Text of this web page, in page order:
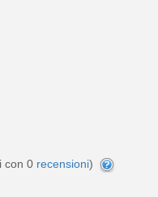
con 0 recensioni)